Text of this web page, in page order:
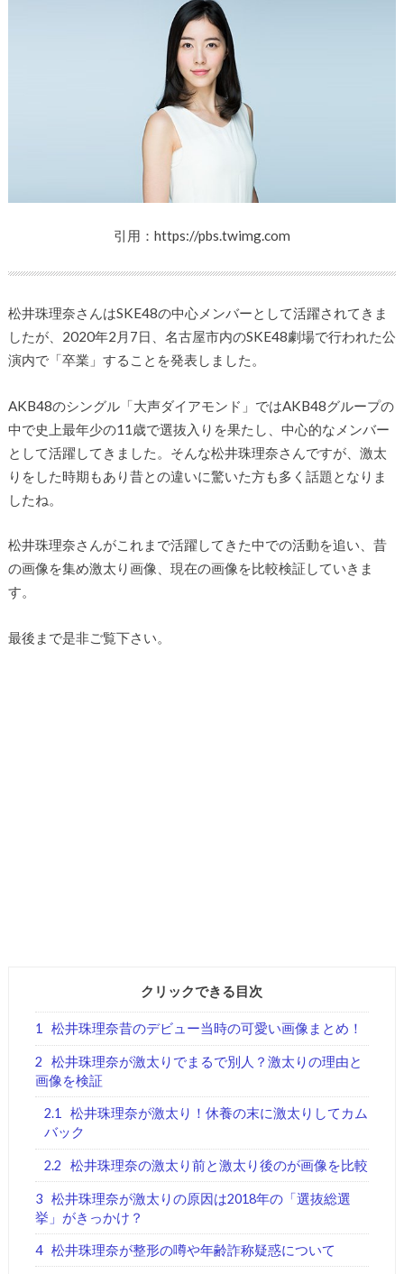
引用：https://pbs.twimg.com
松井珠理奈さんはSKE48の中心メンバーとして活躍されてきま
したが、2020年2月7日、名古屋市内のSKE48劇場で行われた公
演内で「卒業」することを発表しました。
AKB48のシングル「大声ダイアモンド」ではAKB48グループの
中で史上最年少の11歳で選抜入りを果たし、中心的なメンバー
として活躍してきました。そんな松井珠理奈さんですが、激太
りをした時期もあり昔との違いに驚いた方も多く話題となりま
したね。
松井珠理奈さんがこれまで活躍してきた中での活動を追い、昔
の画像を集め激太り画像、現在の画像を比較検証していきま
す。
最後まで是非ご覧下さい。
クリックできる目次
1 松井珠理奈昔のデビュー当時の可愛い画像まとめ！
2
松井珠理奈が激太りでまるで別人？激太りの理由と
画像を検証
2.1 松井珠理奈が激太り！休養の末に激太りしてカム
バック
2.2 松井珠理奈の激太り前と激太り後のが画像を比較
3 松井珠理奈が激太りの原因は2018年の「選抜総選
挙」がきっかけ？
4 松井珠理奈が整形の噂や年齢詐称疑惑について